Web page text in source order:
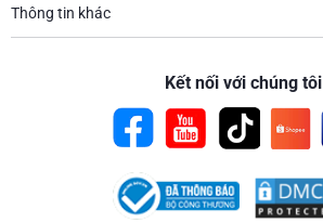
Thông tin khác
Kết nối với chúng tôi